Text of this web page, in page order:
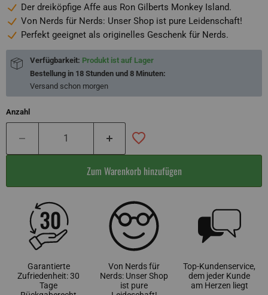
Der dreiköpfige Affe aus Ron Gilberts Monkey Island.
Von Nerds für Nerds: Unser Shop ist pure Leidenschaft!
Perfekt geeignet als originelles Geschenk für Nerds.
Verfügbarkeit: Produkt ist auf Lager
Bestellung in 18 Stunden und 8 Minuten:
Versand schon morgen
Anzahl
Zum Warenkorb hinzufügen
Garantierte
Zufriedenheit: 30
Tage
Von Nerds für
Nerds: Unser Shop
ist pure
Top-Kundenservice,
dem jeder Kunde
am Herzen liegt